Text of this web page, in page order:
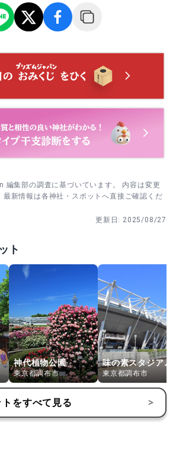
緒に楽しむのも手。
のある日は混雑しがち。平日午前や早
ニュメント前でも参道を塞がない位置
に配慮して行いましょう。
編集部の調査に基づいています。 内容は変更
最新情報は各神社・スポットへ直接ご確認くだ
更新日: 2025/08/27
ト
神代植物公園
東京都調布市
味の素スタジアム
東京都調布市
をすべて見る >